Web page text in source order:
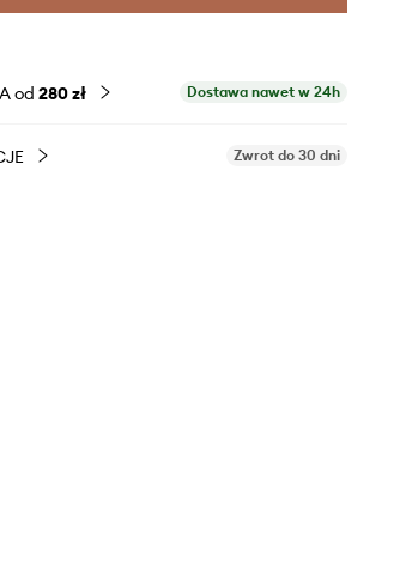
od 280 zł Dostawa nawet w 24h
Zwrot do 30 dni